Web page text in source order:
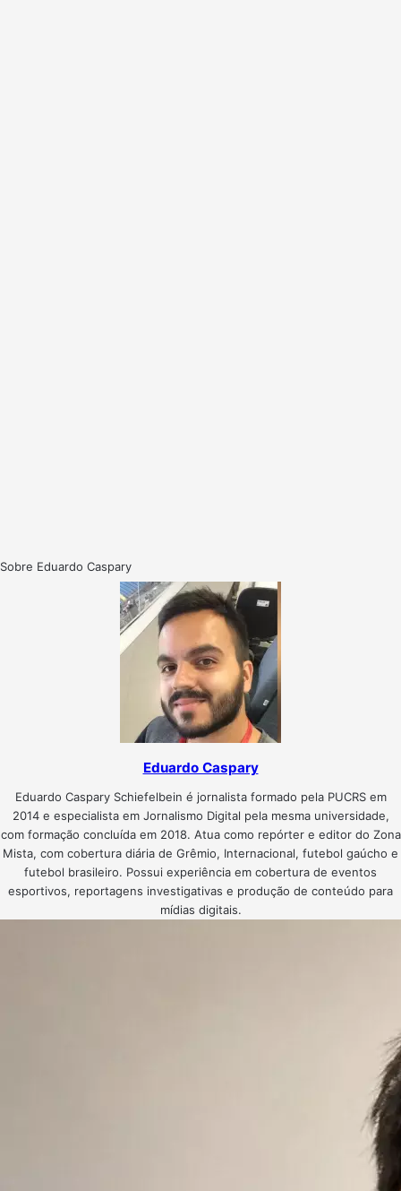
Sobre Eduardo Caspary
Eduardo Caspary
Eduardo Caspary Schiefelbein é jornalista formado pela PUCRS em
2014 e especialista em Jornalismo Digital pela mesma universidade,
com formação concluída em 2018. Atua como repórter e editor do Zona
Mista, com cobertura diária de Grêmio, Internacional, futebol gaúcho e
futebol brasileiro. Possui experiência em cobertura de eventos
esportivos, reportagens investigativas e produção de conteúdo para
mídias digitais.